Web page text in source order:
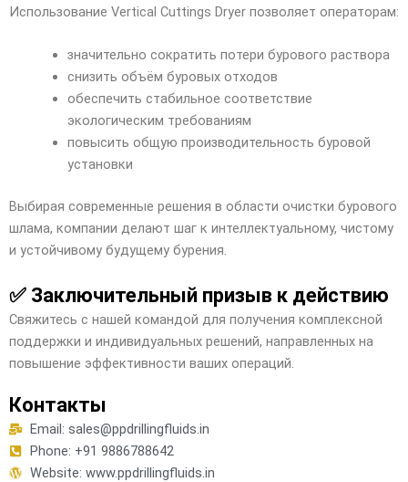
Использование Vertical Cuttings Dryer позволяет операторам:
значительно сократить потери бурового раствора
снизить объём буровых отходов
обеспечить стабильное соответствие
экологическим требованиям
повысить общую производительность буровой
установки
Выбирая современные решения в области очистки бурового
шлама, компании делают шаг к интеллектуальному, чистому
и устойчивому будущему бурения.
✅ Заключительный призыв к действию
Свяжитесь с нашей командой для получения комплексной
поддержки и индивидуальных решений, направленных на
повышение эффективности ваших операций.
Контакты
Email: sales@ppdrillingfluids.in
Phone: +91 9886788642
Website: www.ppdrillingfluids.in